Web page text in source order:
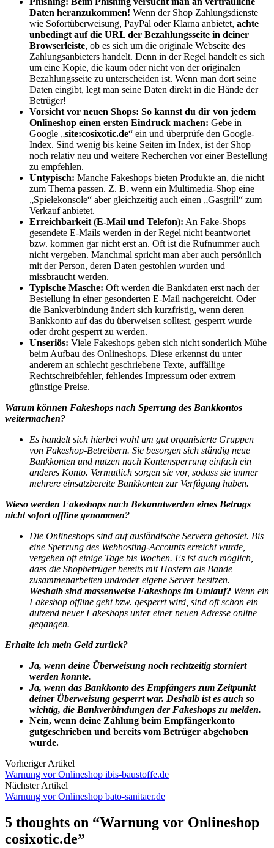
Daten heranzukommen! Wenn der Shop Zahlungsdienste
wie Sofortüberweisung, PayPal oder Klarna anbietet, achte
unbedingt auf die URL der Bezahlungsseite in deiner
Browserleiste, ob es sich um die originale Webseite des
Zahlungsanbieters handelt. Denn in der Regel handelt es sich
um eine Kopie, die kaum oder nicht von der originalen
Bezahlungsseite zu unterscheiden ist. Wenn man dort seine
Daten eingibt, legt man seine Daten direkt in die Hände der
Betrüger!
Vorsicht vor neuen Shops: So kannst du dir von jedem
Onlineshop einen ersten Eindruck machen: Gebe in
Google „site:cosixotic.de“ ein und überprüfe den Google-
Index. Sind wenig bis keine Seiten im Index, ist der Shop
noch relativ neu und weitere Recherchen vor einer Bestellung
zu empfehlen.
Untypisch: Manche Fakeshops bieten Produkte an, die nicht
zum Thema passen. Z. B. wenn ein Multimedia-Shop eine
„Spielekonsole“ aber gleichzeitig auch einen „Gasgrill“ zum
Verkauf anbietet.
Erreichbarkeit (E-Mail und Telefon): An Fake-Shops
gesendete E-Mails werden in der Regel nicht beantwortet
bzw. kommen gar nicht erst an. Oft ist die Rufnummer auch
nicht vergeben. Manchmal spricht man aber auch persönlich
mit der Person, deren Daten gestohlen wurden und
missbraucht werden.
Typische Masche: Oft werden die Bankdaten erst nach der
Bestellung in einer gesonderten E-Mail nachgereicht. Oder
die Bankverbindung ändert sich kurzfristig, wenn deren
Bankkonto auf das du überweisen solltest, gesperrt wurde
oder droht gesperrt zu werden.
Unseriös: Viele Fakeshops geben sich nicht sonderlich Mühe
beim Aufbau des Onlineshops. Diese erkennst du unter
anderem an schlecht geschriebene Texte, auffällige
Rechtschreibfehler, fehlendes Impressum oder extrem
günstige Preise.
Warum können Fakeshops nach Sperrung des Bankkontos
weitermachen?
Es handelt sich hierbei wohl um gut organisierte Gruppen
von Fakeshop-Betreibern. Sie besorgen sich ständig neue
Bankkonten und nutzen nach Kontensperrung einfach ein
anderes Konto. Vermutlich sorgen sie vor, sodass sie immer
mehrere einsatzbereite Bankkonten zur Verfügung haben.
Wieso werden Fakeshops nach Bekanntwerden eines Betrugs
nicht sofort offline genommen?
Die Onlineshops sind auf ausländische Servern gehostet. Bis
eine Sperrung des Webhosting-Accounts erreicht wurde,
vergehen oft einige Tage bis Wochen. Es ist auch möglich,
dass die Shopbetrüger bereits mit Hostern als Bande
zusammenarbeiten und/oder eigene Server besitzen.
Weshalb sind massenweise Fakeshops im Umlauf? Wenn ein
Fakeshop offline geht bzw. gesperrt wird, sind oft schon ein
dutzend neuer Fakeshops unter einer neuen Adresse online
gegangen.
Erhalte ich mein Geld zurück?
Ja, wenn deine Überweisung noch rechtzeitig storniert
werden konnte.
Ja, wenn das Bankkonto des Empfängers zum Zeitpunkt
deiner Überweisung gesperrt war. Deshalb ist es auch so
wichtig, die Bankverbindungen der Fakeshops zu melden.
Nein, wenn deine Zahlung beim Empfängerkonto
gutgeschrieben und bereits vom Betrüger abgehoben
wurde.
Vorheriger Artikel
Warnung vor Onlineshop ibis-baustoffe.de
Nächster Artikel
Warnung vor Onlineshop bato-sanitaer.de
5 thoughts on “Warnung vor Onlineshop
cosixotic.de”